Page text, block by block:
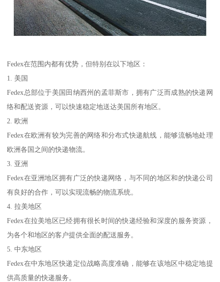
Fedex在范围内都有优势，但特别在以下地区：
1. 美国
Fedex总部位于美国田纳西州的孟菲斯市，拥有广泛而成熟的快递网
络和配送资源，可以快速稳定地送达美国所有地区。
2. 欧洲
Fedex在欧洲有较为完善的网络和分布式快递航线，能够流畅地处理
欧洲各国之间的快递物流。
3. 亚洲
Fedex在亚洲地区拥有广泛的快递网络，与不同的地区和的快递公司
有良好的合作，可以实现流畅的物流系统。
4. 拉美地区
Fedex在拉美地区已经拥有很长时间的快递经验和深度的服务资源，
为各个和地区的客户提供全面的配送服务。
5. 中东地区
Fedex在中东地区快递定位战略高度准确，能够在该地区中稳定地提
供高质量的快递服务。